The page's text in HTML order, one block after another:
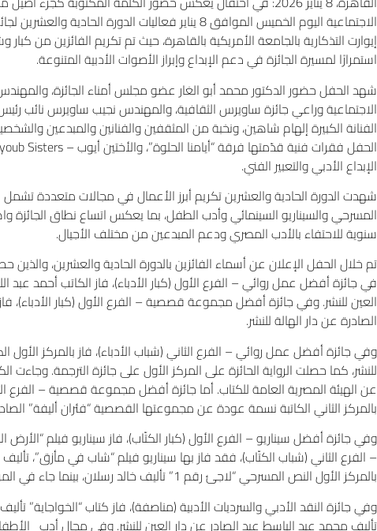
الاجتماعية اليوم الخميس الموافق 8 يناير فعاليات
إيوارت التذكارية بالجامعة الأمريكية بالقاهرة، حيث تم تكريم الفائزين من
استمرارًا لمسيرة الجائزة في دعم الإبداع وإبراز الأصوات الأدبية المتنوعة.
شهد الحفل حضور الدكتور محمد أبو الغار عضو مجلس أمناء الجائزة،
الاجتماعية وراعي جائزة ساويرس الثقافية، والمهندس نجيب ساويرس نائب
الفنانة الكبيرة إلهام شاهين، ونخبة من المثقفين والفنانين والمبدعين
الإبداع الأدبي والتعبير الفني.
شهدت الدورة الحادية والعشرين تكريم أبرز الأعمال في مجالات متعددة تشمل
المسرحي والسيناريو السينمائي وأدب الطفل، بما يعكس اتساع نطاق الجائزة
سنوية للاحتفاء بالأدب المصري ودعم المبدعين من مختلف الأجيال.
تم خلال الحفل الإعلان عن أسماء الفائزين بالدورة الحادية والعشرين، والذين
في جائزة أفضل عمل روائي – الفرع الأول (كبار الأدباء)، فاز الكاتب أحمد
العين للنشر. وفي جائزة أفضل مجموعة قصصية – الفرع الأول (كبار الأدباء)،
الصادرة عن دار الهالة للنشر.
وفي جائزة أفضل عمل روائي – الفرع الثاني (شباب الأدباء)، فاز بالمركز
للنشر، كما حصلت الرواية الحائزة على المركز الأول على جائزة الترجمة.
عن الهيئة المصرية العامة للكتاب. أما جائزة أفضل مجموعة قصصية – الفرع
بالمركز الثاني الكاتبة نسمة عودة عن مجموعتها القصصية “فئران أليفة”
وفي جائزة أفضل سيناريو – الفرع الأول (كبار الكتّاب)، فاز سيناريو فيلم
– الفرع الثاني (شباب الكتّاب)، فقد فاز بها سيناريو فيلم “شاب في
بالمركز الأول النص المسرحي “لاجئ رقم 1” تأليف خالد رسلان، بينما جاء في المركز الثاني النص المسرحي “فلوماستر ماركة” تأليف هاني مهران.
وفي جائزة النقد الأدبي والسرديات الأدبية (مناصفة)، فاز كتاب “الخواجاية”